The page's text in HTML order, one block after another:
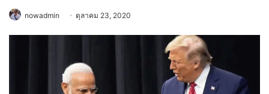
nowadmin ตุลาคม 23, 2020